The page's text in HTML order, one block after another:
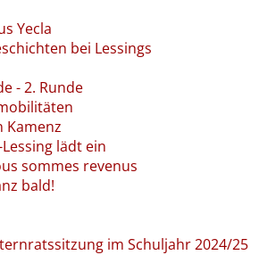
Yecla
bei Lessings
- 2. Runde
Kamenz
lädt ein
sommes revenus
bald!
im Schuljahr 2024/25